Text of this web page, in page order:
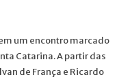
um encontro marcado
Catarina. A partir das
de França e Ricardo